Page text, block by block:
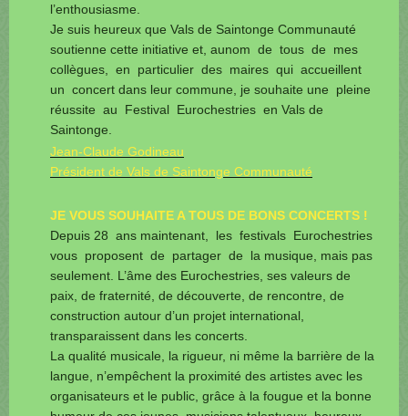
l’enthousiasme.
Je suis heureux que Vals de Saintonge Communauté
soutienne cette initiative et, aunom de tous de mes
collègues, en particulier des maires qui accueillent
un concert dans leur commune, je souhaite une pleine
réussite au Festival Eurochestries en Vals de
Saintonge.
Jean-Claude Godineau
Président de Vals de Saintonge Communauté
JE VOUS SOUHAITE A TOUS DE BONS CONCERTS !
Depuis 28 ans maintenant, les festivals Eurochestries
vous proposent de partager de la musique, mais pas
seulement. L’âme des Eurochestries, ses valeurs de
paix, de fraternité, de découverte, de rencontre, de
construction autour d’un projet international,
transparaissent dans les concerts.
La qualité musicale, la rigueur, ni même la barrière de la
langue, n’empêchent la proximité des artistes avec les
organisateurs et le public, grâce à la fougue et la bonne